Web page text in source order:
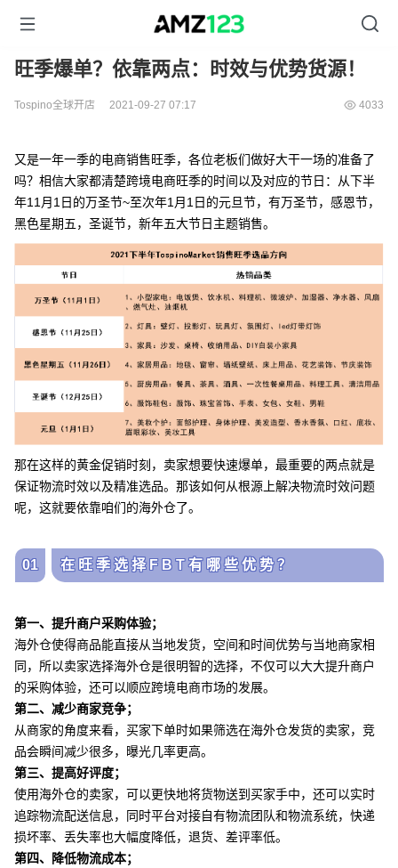
旺季爆单？依靠两点：时效与优势货源！
Tospino全球开店 2021-09-27 07:17 4033
又是一年一季的电商销售旺季，各位老板们做好大干一场的准备了
吗？相信大家都清楚跨境电商旺季的时间以及对应的节日：从下半
年11月1日的万圣节~至次年1月1日的元旦节，有万圣节，感恩节，
黑色星期五，圣诞节，新年五大节日主题销售。
那在这样的黄金促销时刻，卖家想要快速爆单，最重要的两点就是
保证物流时效以及精准选品。那该如何从根源上解决物流时效问题
呢，这就要依靠咱们的海外仓了。
01 在旺季选择FBT有哪些优势？
第一、提升商户采购体验；
海外仓使得商品能直接从当地发货，空间和时间优势与当地商家相
同，所以卖家选择海外仓是很明智的选择，不仅可以大大提升商户
的采购体验，还可以顺应跨境电商市场的发展。
第二、减少商家竞争；
从商家的角度来看，买家下单时如果筛选在海外仓发货的卖家，竞
品会瞬间减少很多，曝光几率更高。
第三、提高好评度；
使用海外仓的卖家，可以更快地将货物送到买家手中，还可以实时
追踪物流配送信息，同时平台对接自有物流团队和物流系统，快递
损坏率、丢失率也大幅度降低，退货、差评率低。
第四、降低物流成本；